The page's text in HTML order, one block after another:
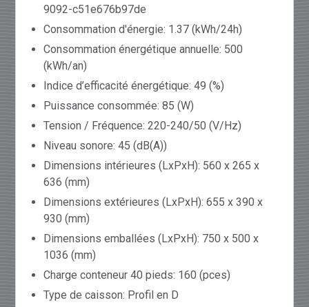
9092-c51e676b97de
Consommation d'énergie: 1.37 (kWh/24h)
Consommation énergétique annuelle: 500
(kWh/an)
Indice d’efficacité énergétique: 49 (%)
Puissance consommée: 85 (W)
Tension / Fréquence: 220-240/50 (V/Hz)
Niveau sonore: 45 (dB(A))
Dimensions intérieures (LxPxH): 560 x 265 x
636 (mm)
Dimensions extérieures (LxPxH): 655 x 390 x
930 (mm)
Dimensions emballées (LxPxH): 750 x 500 x
1036 (mm)
Charge conteneur 40 pieds: 160 (pces)
Type de caisson: Profil en D